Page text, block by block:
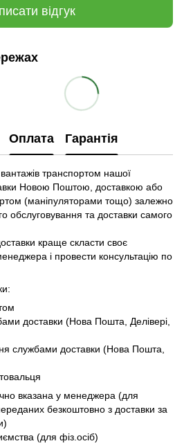
відгук
Оплата Гарантія
транспортом нашої
Новою Поштою, доставкою або
(маніпуляторами тощо) залежно
обслуговування та доставки самого
краще скласти своє
і провести консультацію по
доставки (Нова Пошта, Делівері,
службами доставки (Нова Пошта,
вказана у менеджера (для
безкоштовно з доставки за
(для фіз.осіб)